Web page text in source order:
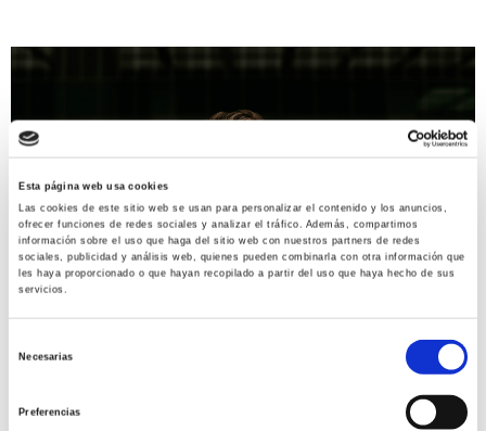
Esta página web usa cookies
Las cookies de este sitio web se usan para personalizar el contenido y los anuncios,
ofrecer funciones de redes sociales y analizar el tráfico. Además, compartimos
información sobre el uso que haga del sitio web con nuestros partners de redes
sociales, publicidad y análisis web, quienes pueden combinarla con otra información que
les haya proporcionado o que hayan recopilado a partir del uso que haya hecho de sus
servicios.
Necesarias
PreferenciasAndropausia o menopausia